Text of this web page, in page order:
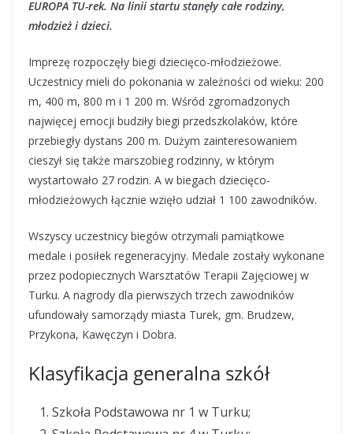
EUROPA TU-rek. Na linii startu stanęły całe rodziny,
młodzież i dzieci.
Imprezę rozpoczęły biegi dziecięco-młodzieżowe.
Uczestnicy mieli do pokonania w zależności od wieku: 200
m, 400 m, 800 m i 1 200 m. Wśród zgromadzonych
najwięcej emocji budziły biegi przedszkolaków, które
przebiegły dystans 200 m. Dużym zainteresowaniem
cieszył się także marszobieg rodzinny, w którym
wystartowało 27 rodzin. A w biegach dziecięco-
młodzieżowych łącznie wzięło udział 1 100 zawodników.
Wszyscy uczestnicy biegów otrzymali pamiątkowe
medale i posiłek regeneracyjny. Medale zostały wykonane
przez podopiecznych Warsztatów Terapii Zajęciowej w
Turku. A nagrody dla pierwszych trzech zawodników
ufundowały samorządy miasta Turek, gm. Brudzew,
Przykona, Kawęczyn i Dobra.
Klasyfikacja generalna szkół
Szkoła Podstawowa nr 1 w Turku;